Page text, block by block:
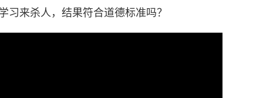
习来杀人，结果符合道德标准吗？